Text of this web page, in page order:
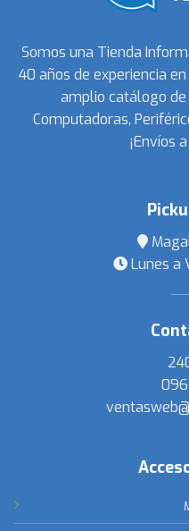
Somos una Tienda
40 años de experiencia
amplio catálogo de
Computadoras,
¡Envíos
Lunes a